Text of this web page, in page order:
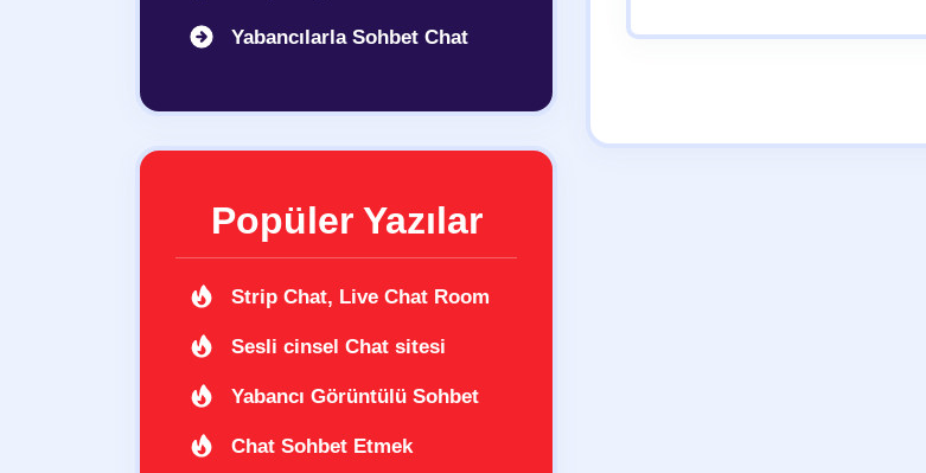
Yabancılarla Sohbet Chat
Popüler Yazılar
Strip Chat, Live Chat Room
Sesli cinsel Chat sitesi
Yabancı Görüntülü Sohbet
Chat Sohbet Etmek